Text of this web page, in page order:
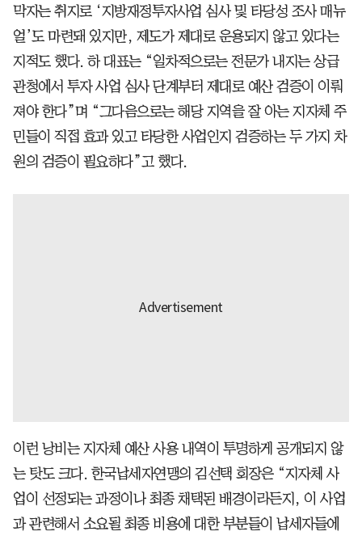
막자는 취지로 ‘지방재정투자사업 심사 및 타당성 조사 매뉴
얼’도 마련돼 있지만, 제도가 제대로 운용되지 않고 있다는
지적도 했다. 하 대표는 “일차적으로는 전문가 내지는 상급
관청에서 투자 사업 심사 단계부터 제대로 예산 검증이 이뤄
져야 한다”며 “그다음으로는 해당 지역을 잘 아는 지자체 주
민들이 직접 효과 있고 타당한 사업인지 검증하는 두 가지 차
원의 검증이 필요하다”고 했다.
이런 낭비는 지자체 예산 사용 내역이 투명하게 공개되지 않
는 탓도 크다. 한국납세자연맹의 김선택 회장은 “지자체 사
업이 선정되는 과정이나 최종 채택된 배경이라든지, 이 사업
과 관련해서 소요될 최종 비용에 대한 부분들이 납세자들에